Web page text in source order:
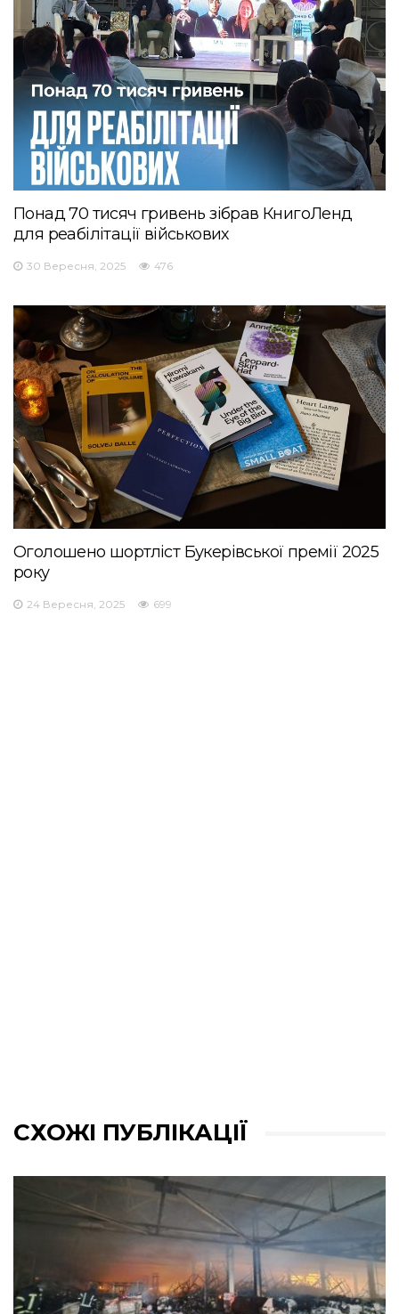
Понад 70 тисяч гривень зібрав КнигоЛенд
для реабілітації військових
30 Вересня, 2025 476
Оголошено шортліст Букерівської премії 2025
року
24 Вересня, 2025 699
СХОЖІ ПУБЛІКАЦІЇ